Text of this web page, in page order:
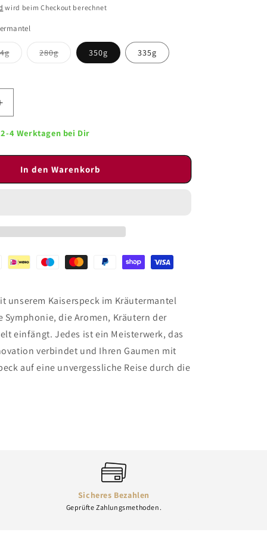
wird beim Checkout berechnet
Variante
ausverkauft
280gVariante
ausverkauft
350g 335g
4 Werktagen bei Dir
In den Warenkorb
unserem Kaiserspeck im Kräutermantel
Symphonie, die Aromen, Kräutern der
einfängt. Jedes ist ein Meisterwerk, das
verbindet und Ihren Gaumen mit
auf eine unvergessliche Reise durch die
Sicheres Bezahlen
Geprüfte Zahlungsmethoden.